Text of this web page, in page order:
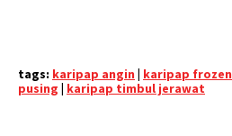
tags: karipap angin | karipap frozen
pusing | karipap timbul jerawat